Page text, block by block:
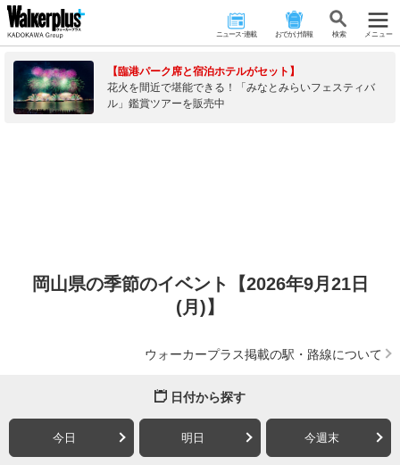
ニュース･連載 おでかけ情報 検 索 メニュー
【臨港パーク席と宿泊ホテルがセット】
花火を間近で堪能できる！「みなとみらいフェスティバ
ル」鑑賞ツアーを販売中
岡山県の季節のイベント【2026年9月21日
(月)】
ウォーカープラス掲載の駅・路線について
日付から探す
今日 明日 今週末